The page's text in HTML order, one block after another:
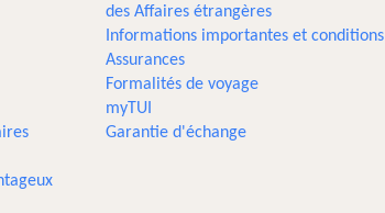
des Affaires étrangères
Informations importantes et conditions
Assurances
Formalités de voyage
myTUI
Garantie d'échange